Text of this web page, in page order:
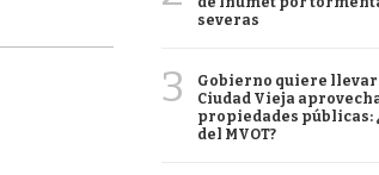
severas
3
Gobierno quiere
Ciudad Vieja
propiedades públicas:
del MVOT?